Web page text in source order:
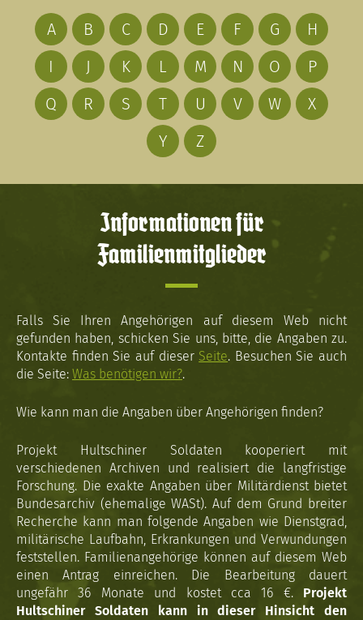
A B C D E F G
H
I
J K L M N O
P
Q
R S T U V W
X
Y
Z
Informationen für
Familienmitglieder
Falls Sie Ihren Angehörigen auf diesem Web nicht
gefunden haben, schicken Sie uns, bitte, die Angaben zu.
Kontakte finden Sie auf dieser Seite. Besuchen Sie auch
die Seite: Was benötigen wir?.
Wie kann man die Angaben über Angehörigen finden?
Projekt Hultschiner Soldaten kooperiert mit
verschiedenen Archiven und realisiert die langfristige
Forschung. Die exakte Angaben über Militärdienst bietet
Bundesarchiv (ehemalige WASt). Auf dem Grund breiter
Recherche kann man folgende Angaben wie Dienstgrad,
militärische Laufbahn, Erkrankungen und Verwundungen
feststellen. Familienangehörige können auf diesem Web
einen Antrag einreichen. Die Bearbeitung dauert
ungefähr 36 Monate und kostet cca 16 €. Projekt
Hultschiner Soldaten kann in dieser Hinsicht den